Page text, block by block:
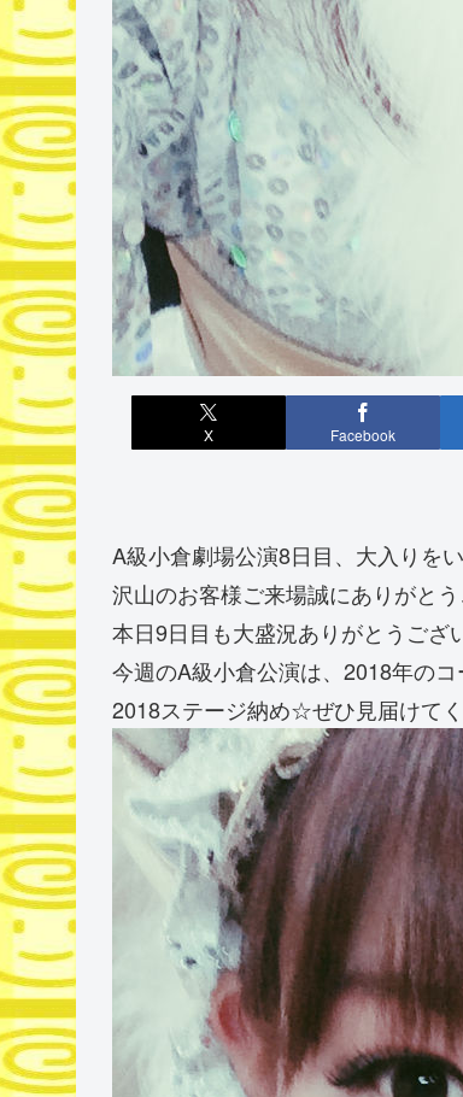
X Facebook
A級小倉劇場公演8日目、大入りを
沢山のお客様ご来場誠にありがとう
本日9日目も大盛況ありがとうござ
今週のA級小倉公演は、2018年の
2018ステージ納め☆ぜひ見届けて